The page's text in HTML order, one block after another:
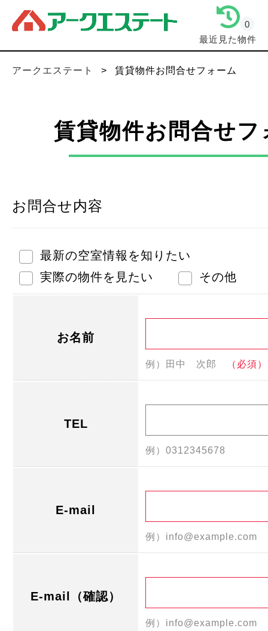
最近見た物件
0
アークエステート > 賃貸物件お問合せフォーム
賃貸物件お問合せフ
お問合せ内容
最新の空室情報を知りたい
実際の物件を見たい
その他
お名前
例）田中 次郎 （必須）
TEL
例）0312345678
E-mail
例）info@example.com
E-mail（確認）
例）info@example.com